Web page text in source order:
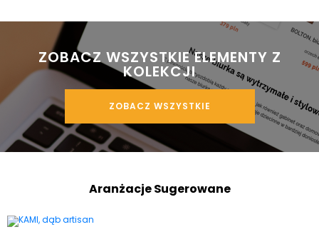
KOLEKCJI
ZOBACZ WSZYSTKIE
Aranżacje Sugerowane